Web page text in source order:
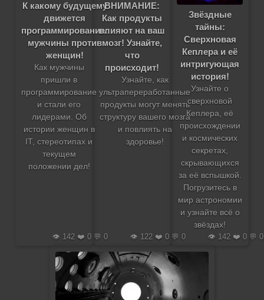
К какому будущему
движется
программирование:
мужчины против
женщин!
Как мужчины
пришли в
программирование
и стали его
лидерами. Об
истории женщин в
IT, стереотипах и
текущем
положении дел!
👁️ 142 ❤️ 0 💬 0
ВНИМАНИЕ:
Как продукты
влияют на ваш
мозг! Узнайте,
что
происходит!
Узнайте, как
ультрапереработанные
продукты могут менять
структуру вашего мозга
и повлиять на
здоровье!
👁️ 122 ❤️ 0 💬 0
Звёздные
тайны:
Сверхновая
Кеплера и её
интригующая
история!
Узнайте о
сверхновой
Кеплера, её
происхождении
и космических
секретах,
скрывающихся
за её вспышкой.
Погрузитесь в
мир астрономии
и узнайте всё о
звёздах!
👁️ 142 ❤️ 0 💬 0